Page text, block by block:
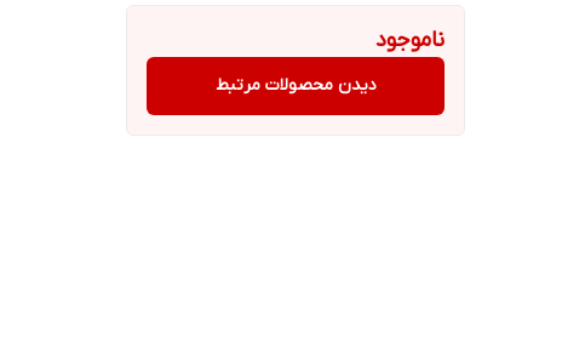
ناموجود
دیدن محصولات مرتبط